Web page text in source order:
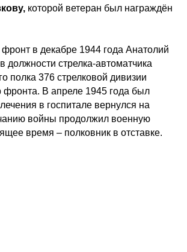
которой ветеран был награждён
в декабре 1944 года Анатолий
должности стрелка-автоматчика
полка 376 стрелковой дивизии
фронта. В апреле 1945 года был
в госпитале вернулся на
войны продолжил военную
время – полковник в отставке.